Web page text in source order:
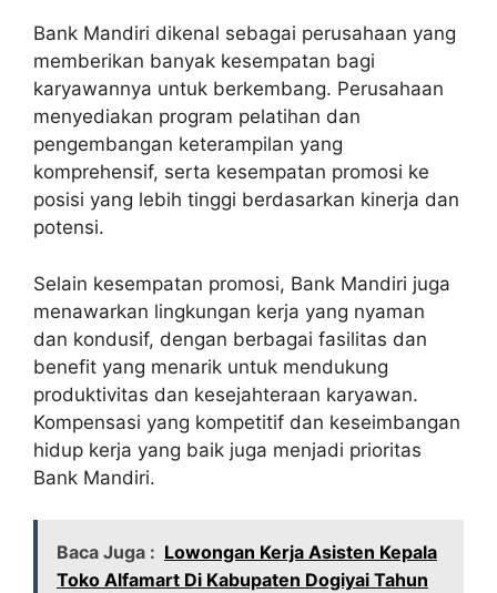
Bank Mandiri dikenal sebagai perusahaan yang
memberikan banyak kesempatan bagi
karyawannya untuk berkembang. Perusahaan
menyediakan program pelatihan dan
pengembangan keterampilan yang
komprehensif, serta kesempatan promosi ke
posisi yang lebih tinggi berdasarkan kinerja dan
potensi.
Selain kesempatan promosi, Bank Mandiri juga
menawarkan lingkungan kerja yang nyaman
dan kondusif, dengan berbagai fasilitas dan
benefit yang menarik untuk mendukung
produktivitas dan kesejahteraan karyawan.
Kompensasi yang kompetitif dan keseimbangan
hidup kerja yang baik juga menjadi prioritas
Bank Mandiri.
Baca Juga : Lowongan Kerja Asisten Kepala
Toko Alfamart Di Kabupaten Dogiyai Tahun